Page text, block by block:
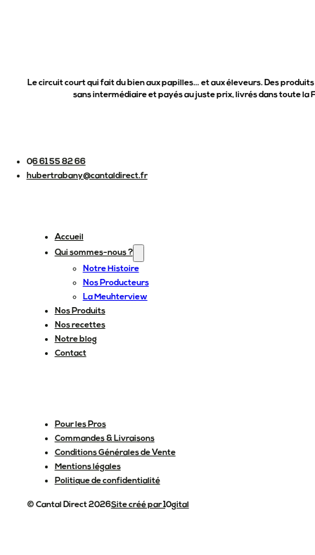
Le circuit court qui fait du bien aux papilles… et aux éleveurs. Des
sans intermédiaire et payés au juste prix, livrés dans toute la
06 61 55 82 66
hubertrabany@cantaldirect.fr
Accueil
Qui sommes-nous ?
Notre Histoire
Nos Producteurs
La Meuhterview
Nos Produits
Nos recettes
Notre blog
Contact
Pour les Pros
Commandes & Livraisons
Conditions Générales de Vente
Mentions légales
Politique de confidentialité
© Cantal Direct 2026Site créé par 10gital